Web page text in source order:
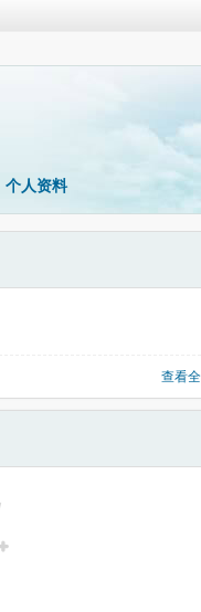
个人资料
查看